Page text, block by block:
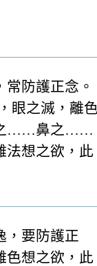
防護正念。
眼之滅，離
之……鼻之……
想之欲，此
，要防護正
色想之欲，此